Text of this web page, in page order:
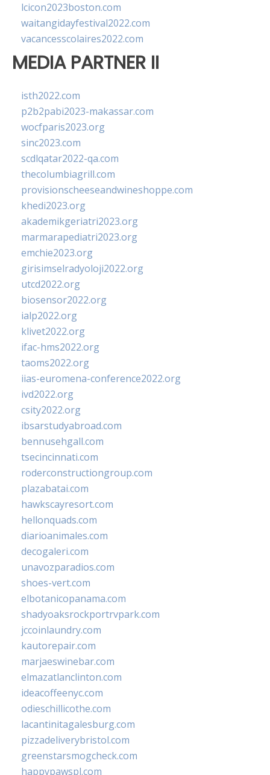
lcicon2023boston.com
waitangidayfestival2022.com
vacancesscolaires2022.com
MEDIA PARTNER II
isth2022.com
p2b2pabi2023-makassar.com
wocfparis2023.org
sinc2023.com
scdlqatar2022-qa.com
thecolumbiagrill.com
provisionscheeseandwineshoppe.com
khedi2023.org
akademikgeriatri2023.org
marmarapediatri2023.org
emchie2023.org
girisimselradyoloji2022.org
utcd2022.org
biosensor2022.org
ialp2022.org
klivet2022.org
ifac-hms2022.org
taoms2022.org
iias-euromena-conference2022.org
ivd2022.org
csity2022.org
ibsarstudyabroad.com
bennusehgall.com
tsecincinnati.com
roderconstructiongroup.com
plazabatai.com
hawkscayresort.com
hellonquads.com
diarioanimales.com
decogaleri.com
unavozparadios.com
shoes-vert.com
elbotanicopanama.com
shadyoaksrockportrvpark.com
jccoinlaundry.com
kautorepair.com
marjaeswinebar.com
elmazatlanclinton.com
ideacoffeenyc.com
odieschillicothe.com
lacantinitagalesburg.com
pizzadeliverybristol.com
greenstarsmogcheck.com
happypawspl.com